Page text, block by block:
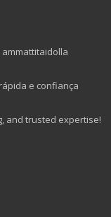
e confiança
and trusted expertise!